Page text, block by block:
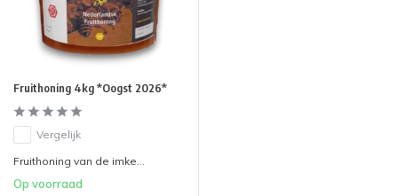
Fruithoning 4kg *Oogst 2026*
Vergelijk
Fruithoning van de imke...
Op voorraad